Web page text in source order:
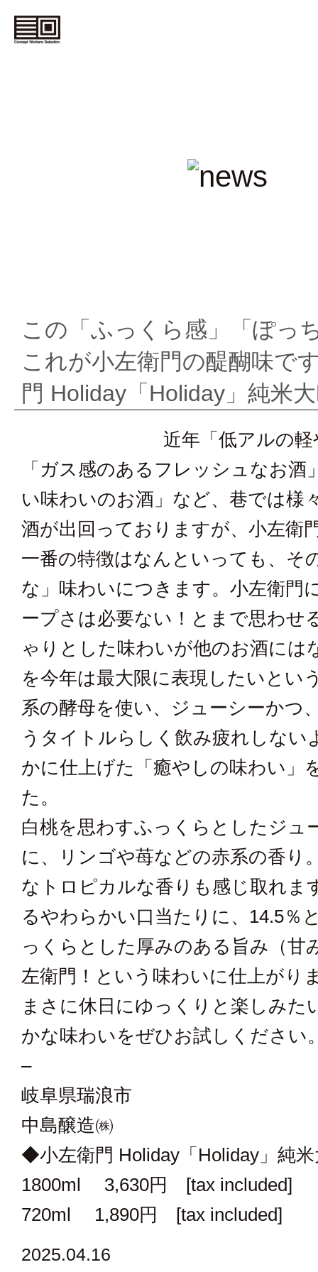
カ
ー
ズ
レ
ク
シ
ョ
ン
この「ふっくら感」「ぽっ
これが小左衛門の醍醐味で
門 Holiday「Holiday」純米
近年「低アルの
「ガス感のあるフレッシュなお酒
い味わいのお酒」など、巷では様
酒が出回っておりますが、小左衛
一番の特徴はなんといっても、そ
な」味わいにつきます。小左衛門
ープさは必要ない！とまで思わせ
ゃりとした味わいが他のお酒には
を今年は最大限に表現したいとい
系の酵母を使い、ジューシーかつ
うタイトルらしく飲み疲れしない
かに仕上げた「癒やしの味わい」
た。
白桃を思わすふっくらとしたジュ
に、リンゴや苺などの赤系の香り
なトロピカルな香りも感じ取れま
るやわらかい口当たりに、14.5％
っくらとした厚みのある旨み（甘
左衛門！という味わいに仕上がり
まさに休日にゆっくりと楽しみた
かな味わいをぜひお試しください
–
岐阜県瑞浪市
中島醸造㈱
◆小左衛門 Holiday「Holiday」純
1800ml 3,630円 [tax included]
720ml 1,890円 [tax included]
2025.04.16